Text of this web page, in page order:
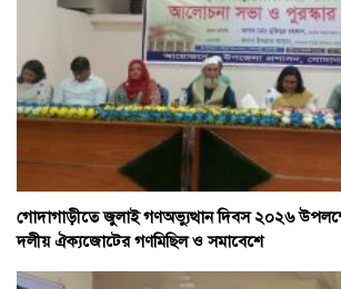
গোদাগাড়ীতে জুলাই গণঅভ্যুত্থান দিবস ২০২৬
দলীয় ঐক্যজোটের গণমিছিল ও সমাবেশে